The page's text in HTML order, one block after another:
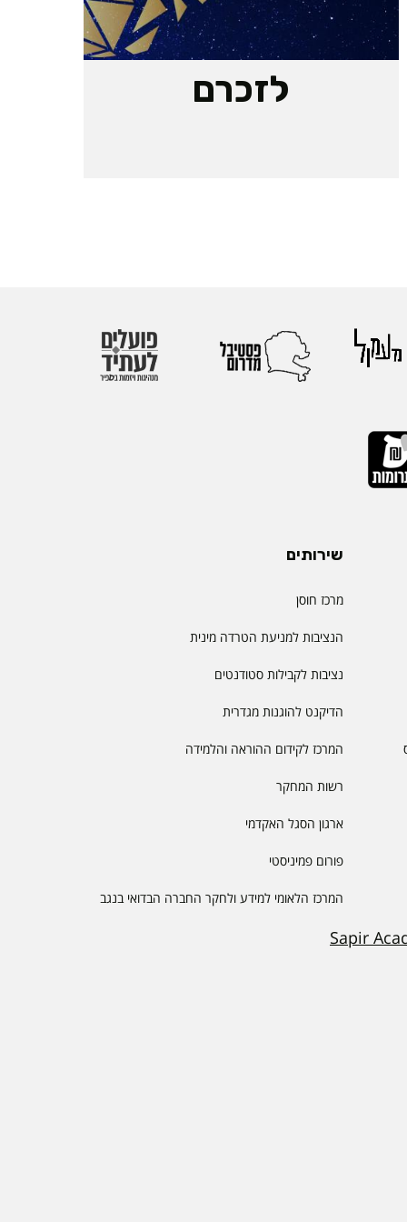
לזכרם
שירותים
מרכז חוסן
הנציבות למניעת הטרדה מינית
נציבות לקבילות סטודנטים
הדיקנט להוגנות מגדרית
המרכז לקידום ההוראה והלמידה
רשות המחקר
ארגון הסגל האקדמי
פורום פמיניסטי
המרכז הלאומי למידע ולחקר החברה הבדואי בנגב
Sapir